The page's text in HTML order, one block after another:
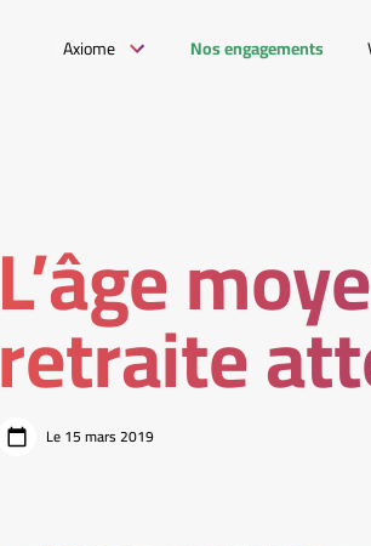
Axiome Nos engagements
L’âge
retraite
Le 15 mars 2019